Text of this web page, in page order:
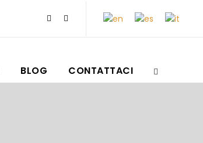
BLOG CONTATTACI